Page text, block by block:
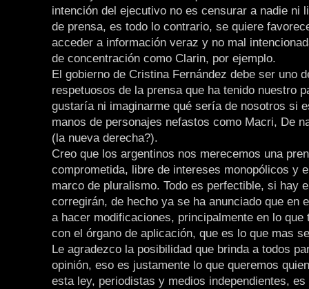
intención del ejecutivo no es censurar a nadie ni
de prensa, es todo lo contrario, se quiere
acceder a información veraz y no mal
de concentración como Clarin, por ejemplo.
El gobierno de Cristina Fernández debe ser uno
respetuosos de la prensa que ha tenido nuestro
gustaría ni imaginarme qué sería de nosotros si
manos de personajes nefastos como Macri, De
(la nueva derecha?).
Creo que los argentinos nos merecemos una
comprometida, libre de intereses monopólicos y
marco de pluralismo. Todo es perfectible, si hay
corregirán, de hecho ya se ha anunciado que en
a hacer modificaciones, principalmente en lo que
con el órgano de aplicación, que es lo que mas
Le agradezco la posibilidad que brinda a todos
opinión, eso es justamente lo que queremos
esta ley, periodistas y medios independientes,